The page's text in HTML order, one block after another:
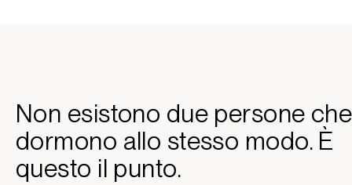
Non esistono due persone che
dormono allo stesso modo. È
questo il punto.